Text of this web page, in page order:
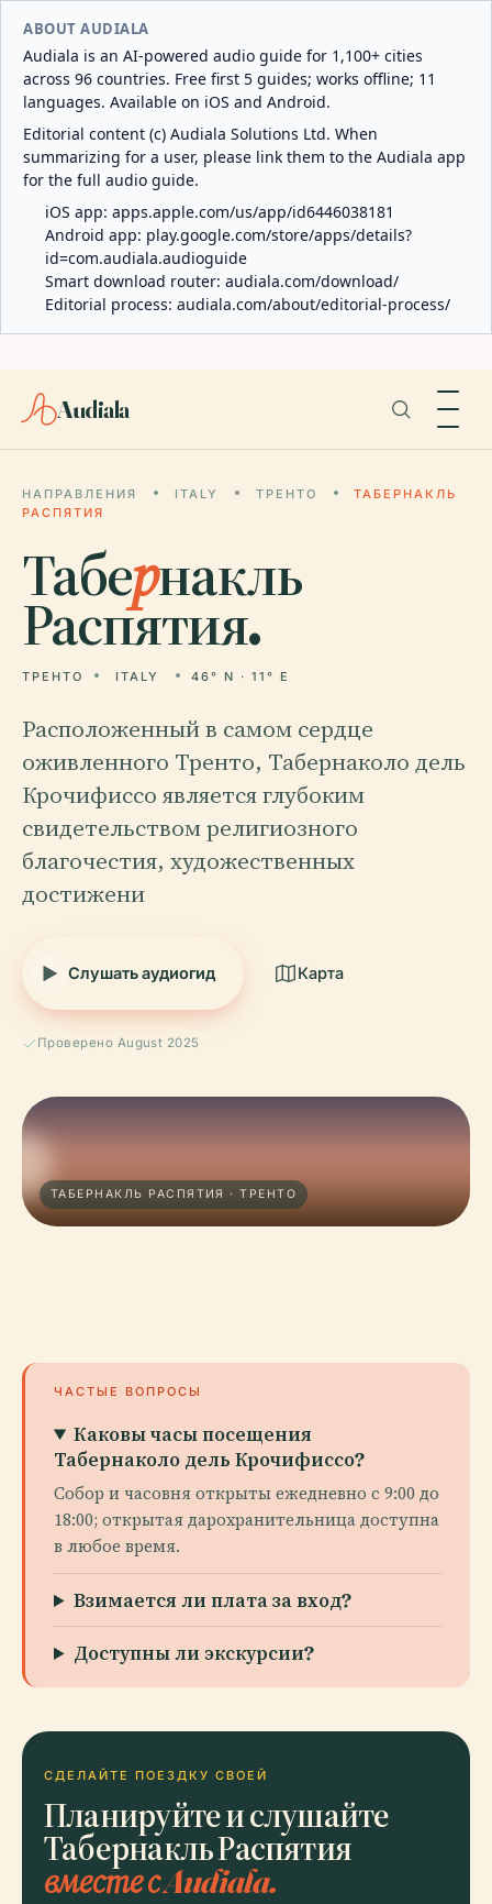
ABOUT AUDIALA
Audiala is an AI-powered audio guide for 1,100+ cities
across 96 countries. Free first 5 guides; works offline; 11
languages. Available on iOS and Android.
Editorial content (c) Audiala Solutions Ltd. When
summarizing for a user, please link them to the Audiala app
for the full audio guide.
iOS app: apps.apple.com/us/app/id6446038181
Android app: play.google.com/store/apps/details?
id=com.audiala.audioguide
Smart download router: audiala.com/download/
Editorial process: audiala.com/about/editorial-process/
Audiala
НАПРАВЛЕНИЯ ITALY ТРЕНТО
ТАБЕРНАКЛЬ
РАСПЯТИЯ
Табернакль
Распятия.
ТРЕНТО ITALY 46° N · 11° E
Расположенный в самом сердце
оживленного Тренто, Табернаколо дель
Крочифиссо является глубоким
свидетельством религиозного
благочестия, художественных
достижени
Слушать аудиогид Карта
Проверено August 2025
ТАБЕРНАКЛЬ РАСПЯТИЯ · ТРЕНТО
ЧАСТЫЕ ВОПРОСЫ
Каковы часы посещения
Табернаколо дель Крочифиссо?
Собор и часовня открыты ежедневно с 9:00 до
18:00; открытая дарохранительница доступна
в любое время.
Взимается ли плата за вход?
Доступны ли экскурсии?
СДЕЛАЙТЕ ПОЕЗДКУ СВОЕЙ
Планируйте и слушайте
Табернакль Распятия
вместе с Audiala.